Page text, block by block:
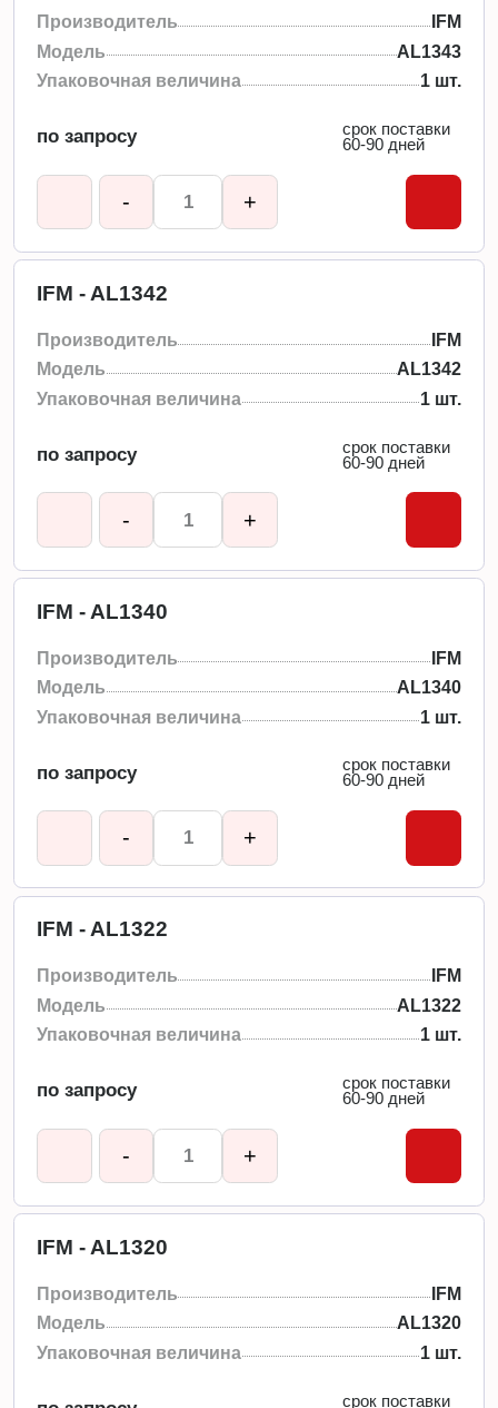
Производитель
IFM
Модель
AL1343
Упаковочная величина
1 шт.
по запросу
срок поставки
60-90 дней
- +
IFM - AL1342
Производитель
IFM
Модель
AL1342
Упаковочная величина
1 шт.
по запросу
срок поставки
60-90 дней
- +
IFM - AL1340
Производитель
IFM
Модель
AL1340
Упаковочная величина
1 шт.
по запросу
срок поставки
60-90 дней
- +
IFM - AL1322
Производитель
IFM
Модель
AL1322
Упаковочная величина
1 шт.
по запросу
срок поставки
60-90 дней
- +
IFM - AL1320
Производитель
IFM
Модель
AL1320
Упаковочная величина
1 шт.
срок поставки